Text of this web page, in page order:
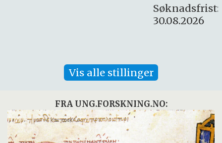
Vis alle stillinger
FRA UNG.FORSKNING.NO: